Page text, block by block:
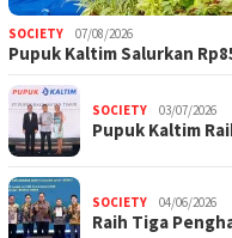
SOCIETY 07/08/2026
Pupuk Kaltim Salurkan
SOCIETY 03/07/2026
Pupuk Kaltim
SOCIETY 04/06/2026
Raih Tiga